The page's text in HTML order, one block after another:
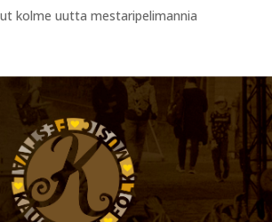
kolme uutta mestaripelimannia